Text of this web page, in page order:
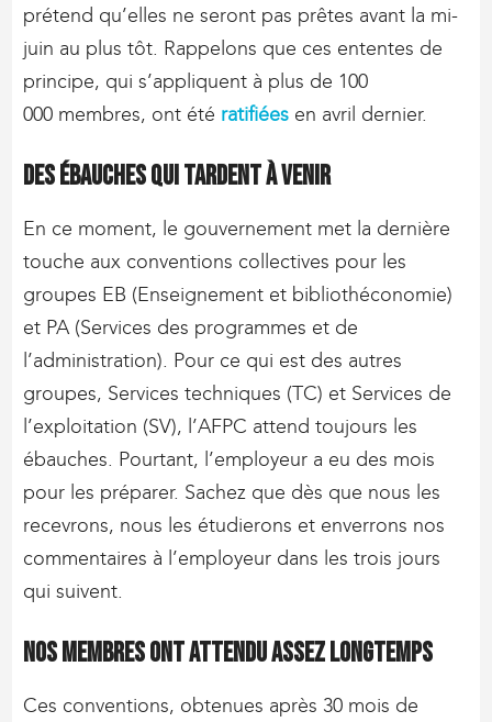
prétend qu’elles ne seront pas prêtes avant la mi-
juin au plus tôt. Rappelons que ces ententes de
principe, qui s’appliquent à plus de 100
000 membres, ont été ratifiées en avril dernier.
Des ébauches qui tardent à venir
En ce moment, le gouvernement met la dernière
touche aux conventions collectives pour les
groupes EB (Enseignement et bibliothéconomie)
et PA (Services des programmes et de
l’administration). Pour ce qui est des autres
groupes, Services techniques (TC) et Services de
l’exploitation (SV), l’AFPC attend toujours les
ébauches. Pourtant, l’employeur a eu des mois
pour les préparer. Sachez que dès que nous les
recevrons, nous les étudierons et enverrons nos
commentaires à l’employeur dans les trois jours
qui suivent.
Nos membres ont attendu assez longtemps
Ces conventions, obtenues après 30 mois de